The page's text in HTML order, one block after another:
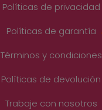
Políticas de privacidad
Políticas de garantía
Términos y condiciones
Políticas de devolución
Trabaje con nosotros